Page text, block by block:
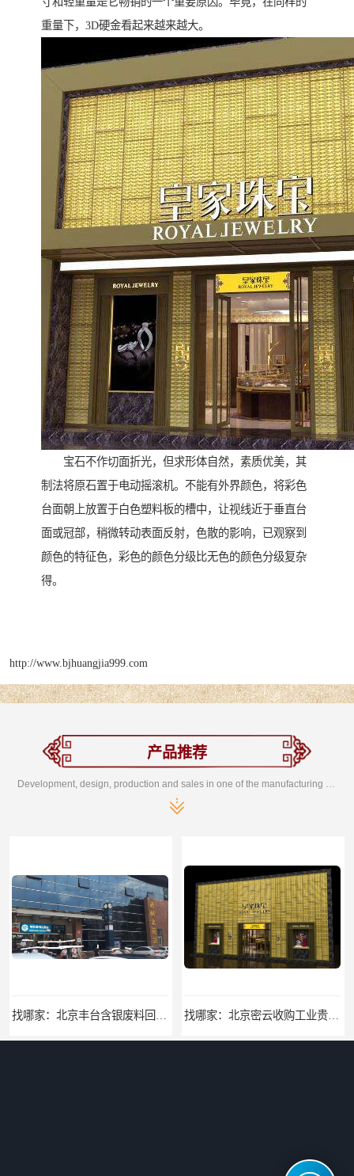
重量下，3D硬金看起来越来越大。
宝石不作切面折光，但求形体自然，素质优美，其
制法将原石置于电动摇滚机。不能有外界颜色，将彩色
台面朝上放置于白色塑料板的槽中，让视线近于垂直台
面或冠部，稍微转动表面反射，色散的影响，已观察到
颜色的特征色，彩色的颜色分级比无色的颜色分级复杂
得。
http://www.bjhuangjia999.com
产品推荐
Development, design, production and sales in one of the manufacturing enterprises